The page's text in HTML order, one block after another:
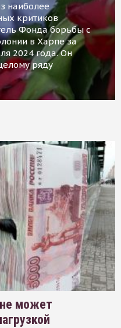
наиболее
критиков
Фонда борьбы с
в Харпе за
2024 года. Он
ряду
может